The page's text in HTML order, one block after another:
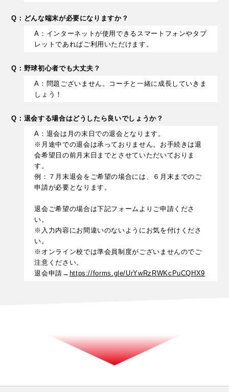
Q：どんな端末が必要になりますか？
A：インターネットが使用できるスマートフォンやタブ
レットであればご利用いただけます。
Q：野球初心者でも大丈夫？
A：問題ございません。コーチと一緒に成長していきま
しょう！
Q：退会する場合はどうしたら良いでしょうか？
A：退会は月の末日での退会となります。
※月途中での退会は承っておりません。お手続きは退
会希望日の前月末日までとさせていただいておりま
す。
例：７月末退会をご希望の場合には、６月末までのご
申請が必要となります。
退会ご希望の場合は下記フォームよりご申請くださ
い。
※入力内容にお間違いのないようにお気を付けくださ
い。
※オンライン校では準会員制度がございませんのでご
注意ください。
退会申請→ https://forms.gle/UrYwRzRWKcPuCQHX9